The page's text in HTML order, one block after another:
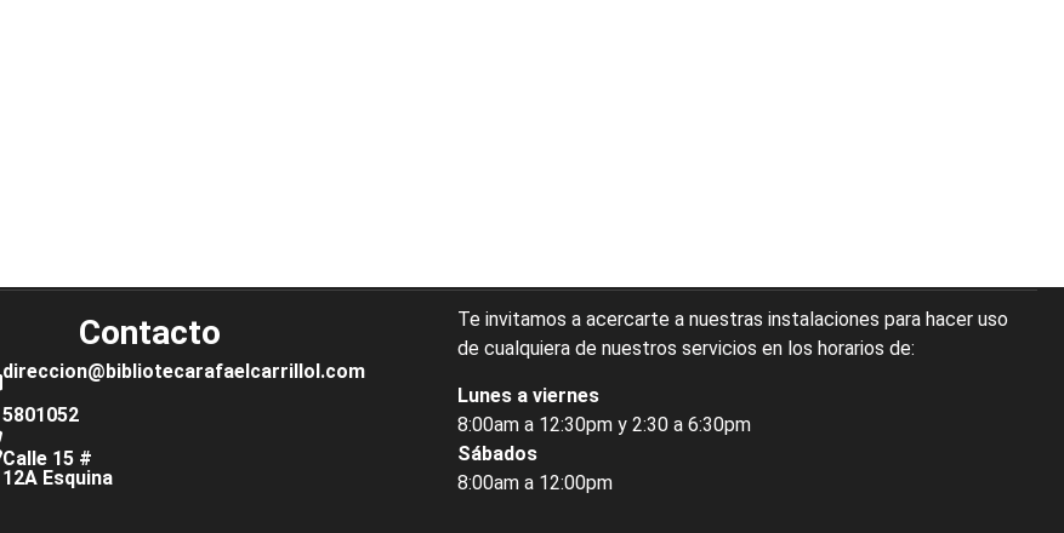
Contacto
direccion@bibliotecarafaelcarrillol.com
5801052
Calle 15 #
12A Esquina
Te invitamos a acercarte a nuestras instalaciones para hacer uso
de cualquiera de nuestros servicios en los horarios de:
Lunes a viernes
8:00am a 12:30pm y 2:30 a 6:30pm
Sábados
8:00am a 12:00pm